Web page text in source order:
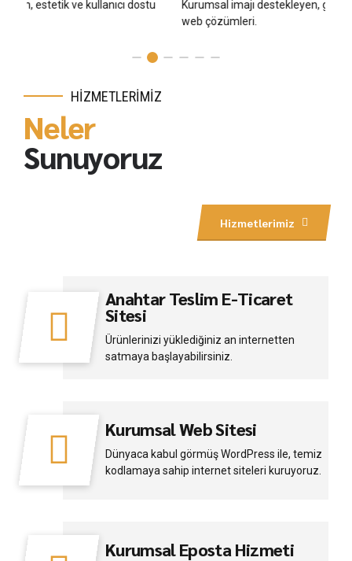
Kurumsal imajı destekleyen, güvenilir ve bilgiye dayalı
HİZMETLERİMİZ
Neler
Sunuyoruz
Hizmetlerimiz
Anahtar Teslim E-Ticaret
Sitesi
Ürünlerinizi yüklediğiniz an internetten
satmaya başlayabilirsiniz.
Kurumsal Web Sitesi
Dünyaca kabul görmüş WordPress ile, temiz
kodlamaya sahip internet siteleri kuruyoruz.
Kurumsal Eposta Hizmeti